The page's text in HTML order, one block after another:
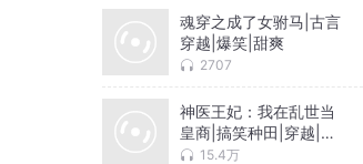
魂穿之成了女驸马|古言
穿越|爆笑|甜爽
2707
神医王妃：我在乱世当
皇商|搞笑种田|穿越|空
间 15.4万